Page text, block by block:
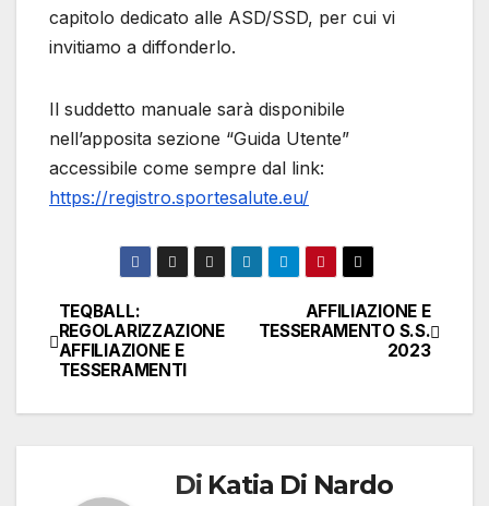
capitolo dedicato alle ASD/SSD, per cui vi
invitiamo a diffonderlo.
Il suddetto manuale sarà disponibile
nell’apposita sezione “Guida Utente”
accessibile come sempre dal link:
https://registro.sportesalute.eu/
Navigazione
articoli
AFFILIAZIONE E
TESSERAMENTO S.S.
2023
TEQBALL:
REGOLARIZZAZIONE
AFFILIAZIONE E
TESSERAMENTI
Di Katia Di Nardo